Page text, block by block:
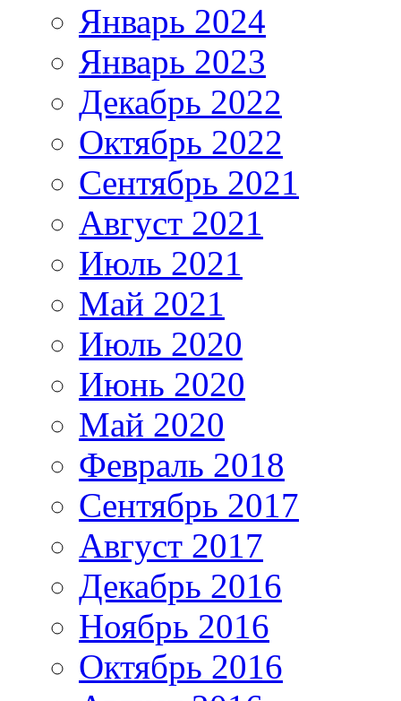
Январь 2024
Январь 2023
Декабрь 2022
Октябрь 2022
Сентябрь 2021
Август 2021
Июль 2021
Май 2021
Июль 2020
Июнь 2020
Май 2020
Февраль 2018
Сентябрь 2017
Август 2017
Декабрь 2016
Ноябрь 2016
Октябрь 2016